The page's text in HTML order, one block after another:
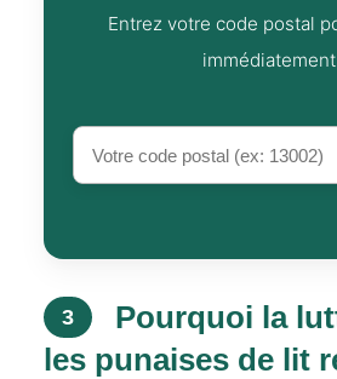
Entrez votre code postal
3
Pourquoi la
les punaises de lit